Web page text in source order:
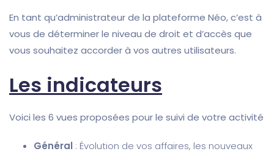
En tant qu’administrateur de la plateforme Néo, c’est à
vous de déterminer le niveau de droit et d’accès que
vous souhaitez accorder à vos autres utilisateurs.
Les indicateurs
Voici les 6 vues proposées pour le suivi de votre activité
Général : Évolution de vos affaires, les nouveaux